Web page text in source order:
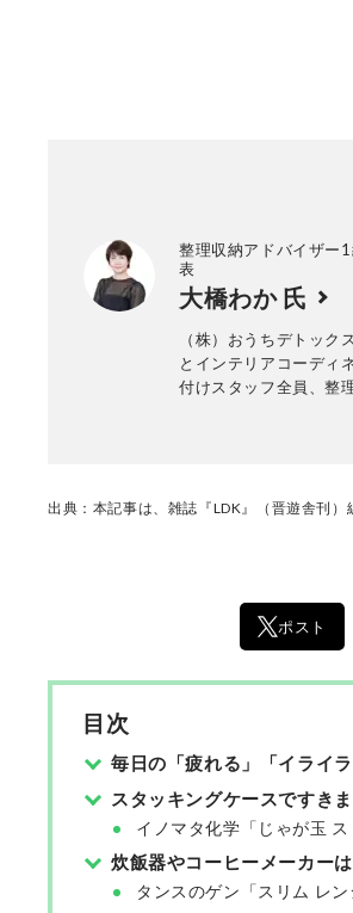
整理収納アドバイザー
表
大橋わか 氏
（株）おうちデトック
とインテリアコーディ
付けスタッフ全員、整
出典：本記事は、雑誌『LDK』（晋遊舎刊
ポスト
目次
毎日の「疲れる」「イライ
スタッキングケースですき
イノマタ化学「じゃが玉 ス
炊飯器やコーヒーメーカー
タンスのゲン「スリム レ